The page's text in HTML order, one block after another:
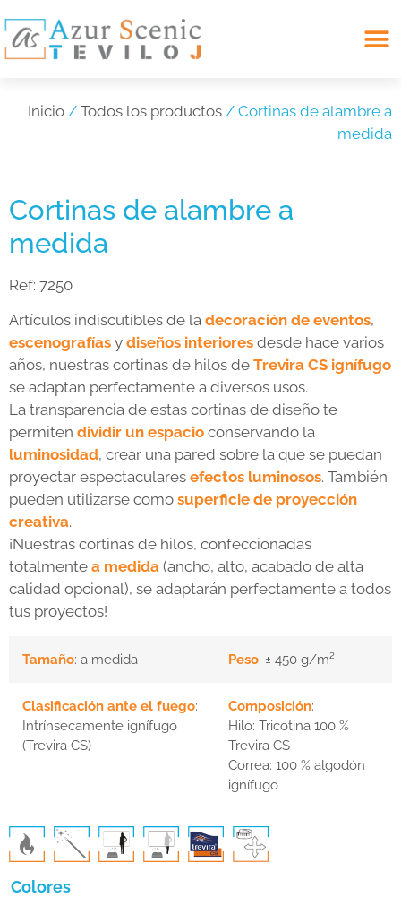
Inicio / Todos los productos / Cortinas de alambre a
medida
Cortinas de alambre a
medida
Ref: 7250
Artículos indiscutibles de la decoración de eventos,
escenografías y diseños interiores desde hace varios
años, nuestras cortinas de hilos de Trevira CS ignífugo
se adaptan perfectamente a diversos usos.
La transparencia de estas cortinas de diseño te
permiten dividir un espacio conservando la
luminosidad, crear una pared sobre la que se puedan
proyectar espectaculares efectos luminosos. También
pueden utilizarse como superficie de proyección
creativa.
¡Nuestras cortinas de hilos, confeccionadas
totalmente a medida (ancho, alto, acabado de alta
calidad opcional), se adaptarán perfectamente a todos
tus proyectos!
Tamaño: a medida Peso: ± 450 g/m²
Clasificación ante el fuego:
Intrínsecamente ignífugo
(Trevira CS)
Composición:
Hilo: Tricotina 100 %
Trevira CS
Correa: 100 % algodón
ignífugo
Colores